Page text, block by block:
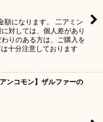
額になります。 二アミン
対しては、個人差があり
りのある方は、ご購入を
十分注意しております
ンコモン】ザルファーの